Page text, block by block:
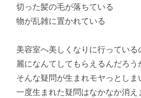
切った髪の毛が落ちている
物が乱雑に置かれている
美容室へ美しくなりに行ってい
麗になんてしてもらえるんだろう
そんな疑問が生まれモヤっとしま
一度生まれた疑問はなかなか消え